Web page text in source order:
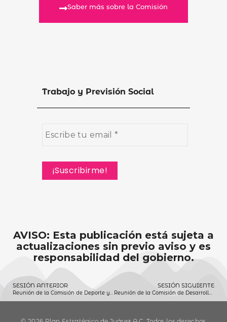
Saber más sobre la Comisión
Trabajo y Previsión Social
AVISO: Esta publicación está sujeta a
actualizaciones sin previo aviso y es
responsabilidad del gobierno.
SESIÓN ANTERIOR SESIÓN SIGUIENTE